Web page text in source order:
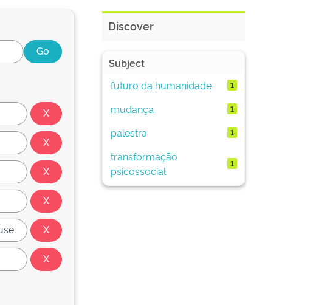
Discover
Subject
futuro da humanidade
1
mudança 1
palestra 1
transformação
psicossocial
1